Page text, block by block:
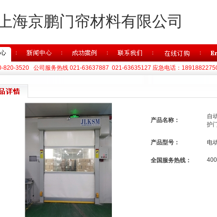
海京鹏门帘材料有限公司
820-3520 公司服务热线 021-63637887 021-63635127 应急电话：
产品名称：
自
护
产品型号： 电
全国服务热线：